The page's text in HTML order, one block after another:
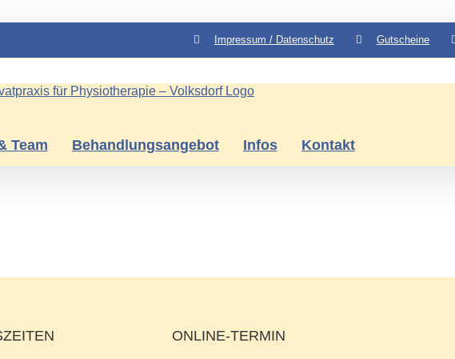
Impressum / Datenschutz Gutscheine
Team Behandlungsangebot Infos Kontakt
ONLINE-TERMIN